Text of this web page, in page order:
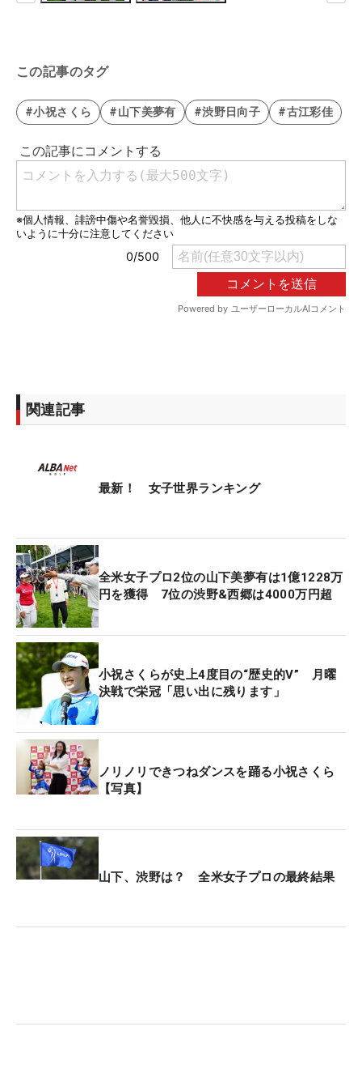
この記事のタグ
#小祝さくら #山下美夢有 #渋野日向子 #古江彩佳
関連記事
最新！ 女子世界ランキング
全米女子プロ2位の山下美夢有は1億1228万
円を獲得 7位の渋野&西郷は4000万円超
小祝さくらが史上4度目の“歴史的V” 月曜
決戦で栄冠「思い出に残ります」
ノリノリできつねダンスを踊る小祝さくら
【写真】
山下、渋野は？ 全米女子プロの最終結果